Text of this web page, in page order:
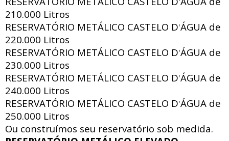
210.000 Litros
RESERVATÓRIO METÁLICO CASTELO D'ÁGUA de
220.000 Litros
RESERVATÓRIO METÁLICO CASTELO D'ÁGUA de
230.000 Litros
RESERVATÓRIO METÁLICO CASTELO D'ÁGUA de
240.000 Litros
RESERVATÓRIO METÁLICO CASTELO D'ÁGUA de
250.000 Litros
Ou construímos seu reservatório sob medida.